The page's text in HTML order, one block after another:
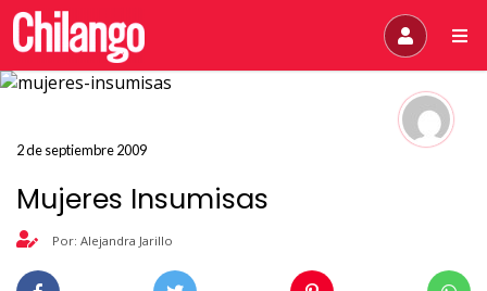
2 de septiembre 2009
Mujeres Insumisas
Por: Alejandra Jarillo